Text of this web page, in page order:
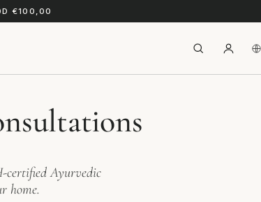
€100,00
certified Ayurvedic
home.